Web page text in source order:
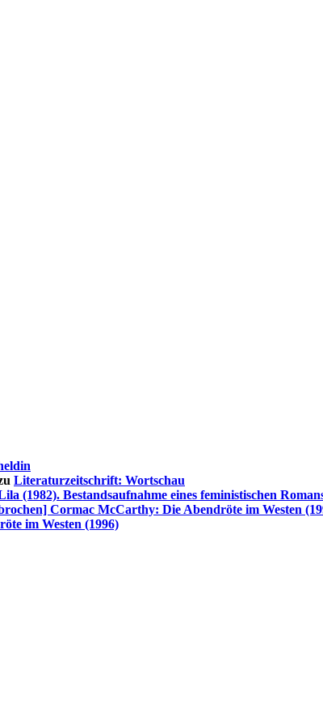
Literaturzeitschrift: Wortschau
(1982). Bestandsaufnahme eines feministischen
Cormac McCarthy: Die Abendröte im Westen
im Westen (1996)